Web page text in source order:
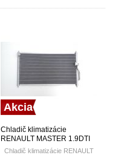
Akcia
Chladič klimatizácie
RENAULT MASTER 1.9DTI
03- HART
Chladič klimatizácie RENAULT